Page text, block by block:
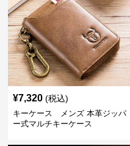
¥7,320 (税込)
キーケース メンズ 本革ジッパ
ー式マルチキーケース